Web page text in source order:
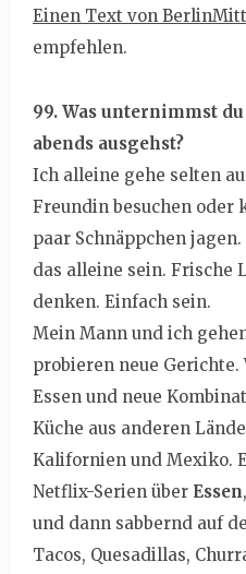
Einen Text von
empfehlen.
99. Was unternimmst
abends ausgehst?
Ich alleine gehe selten
Freundin besuchen oder
paar Schnäppchen
das alleine sein. Frische
denken. Einfach sein.
Mein Mann und ich
probieren neue
Essen und neue
Küche aus anderen
Kalifornien und Mexiko.
Netflix-Serien über Essen
und dann sabbernd auf
Tacos, Quesadillas,